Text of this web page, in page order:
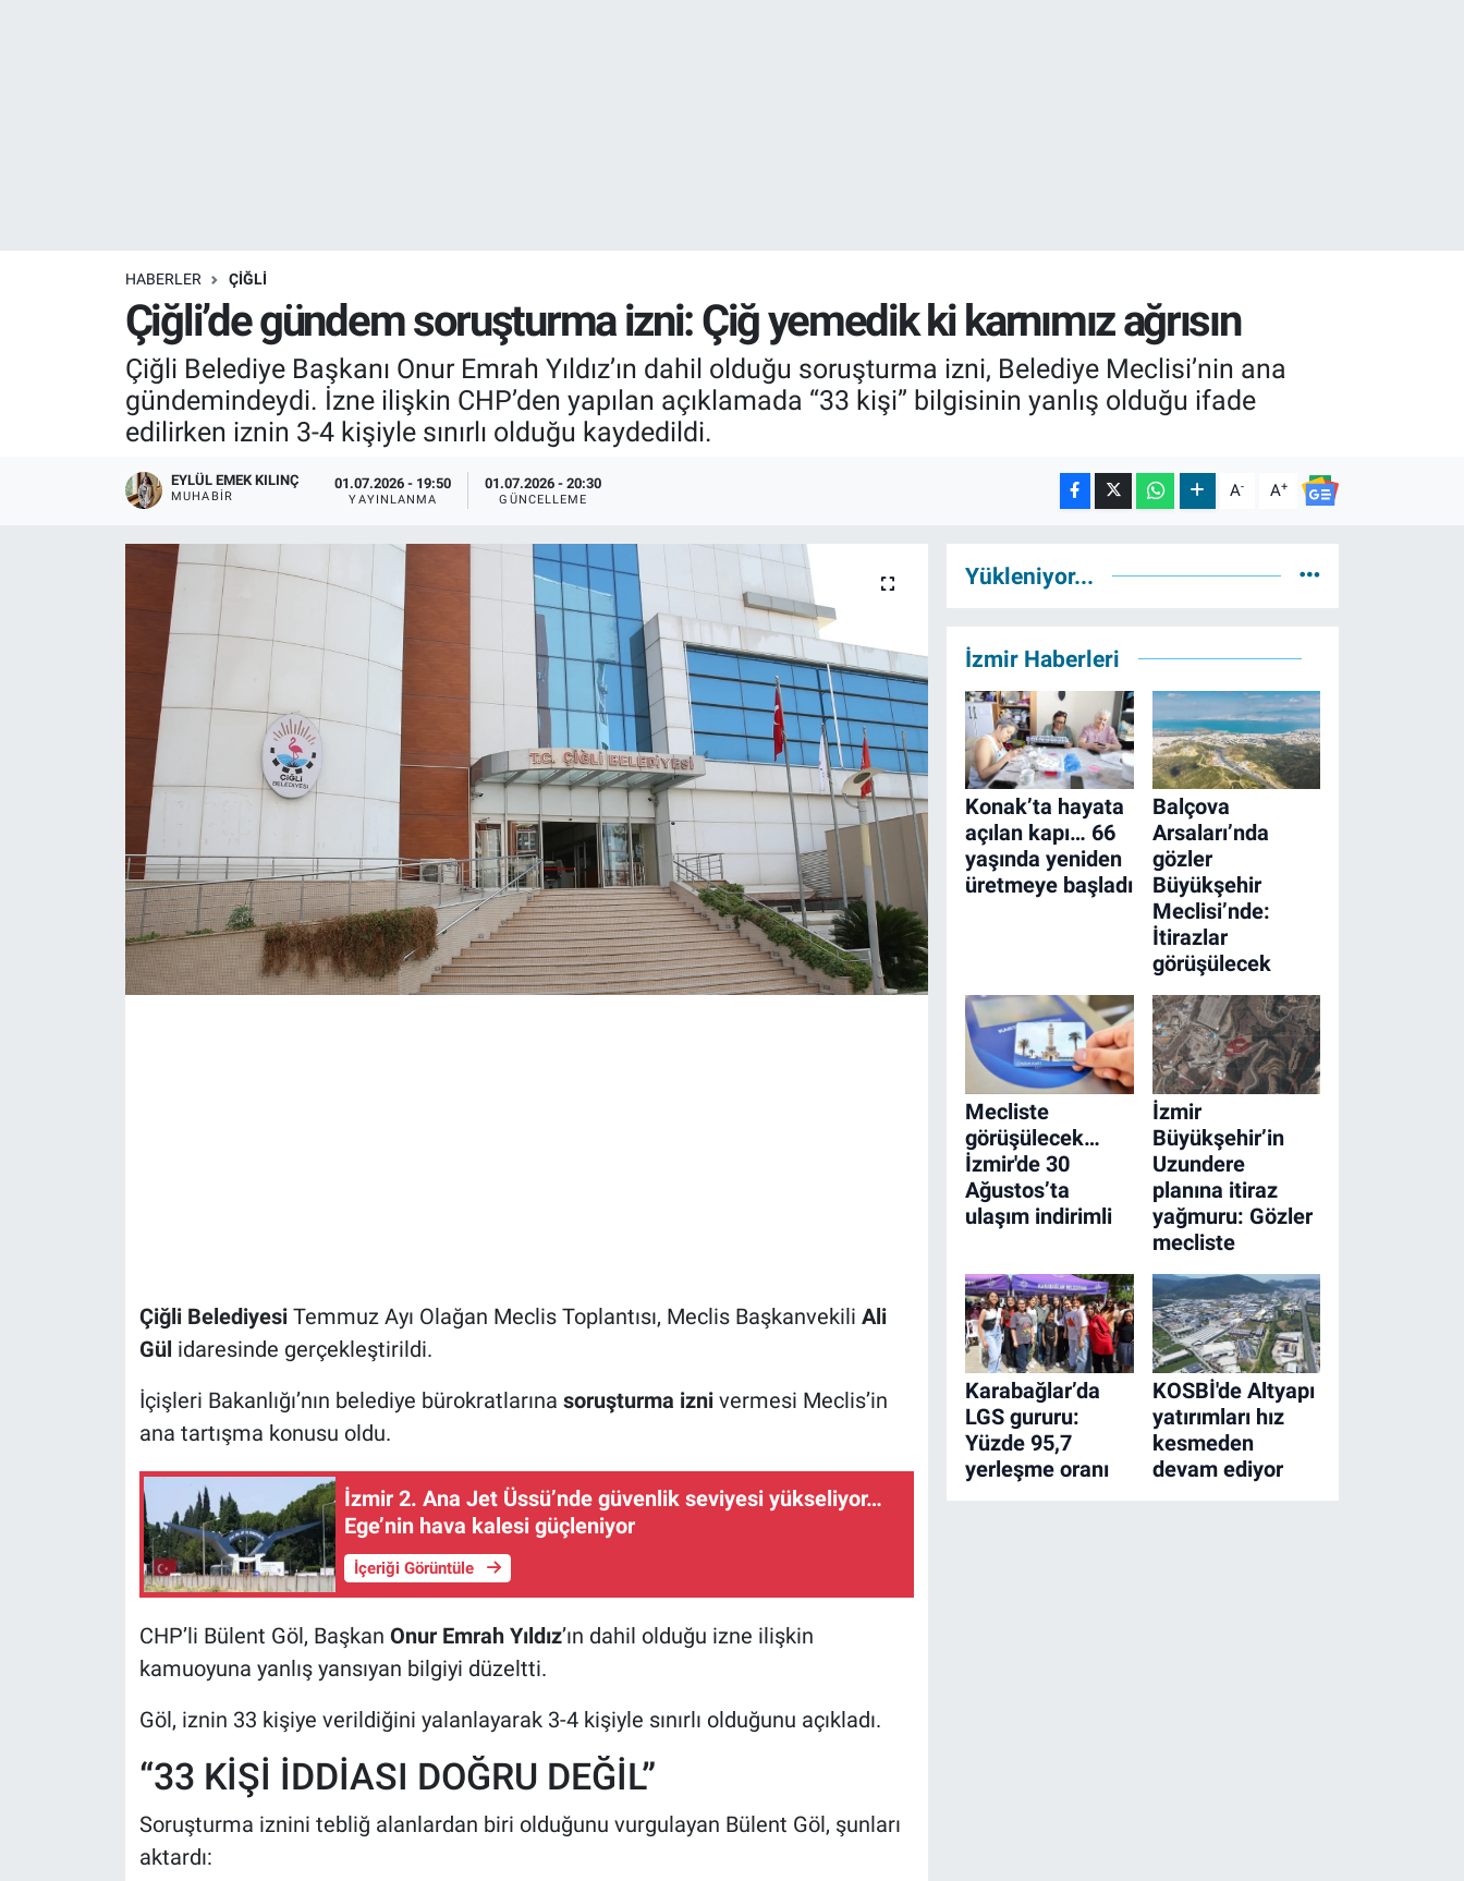
HABERLER ÇIĞLI
Çiğli’de gündem soruşturma izni: Çiğ yemedik ki karnımız ağrısın
Çiğli Belediye Başkanı Onur Emrah Yıldız’ın dahil olduğu soruşturma izni, Belediye Meclisi’nin ana
gündemindeydi. İzne ilişkin CHP’den yapılan açıklamada “33 kişi” bilgisinin yanlış olduğu ifade
edilirken iznin 3-4 kişiyle sınırlı olduğu kaydedildi.
EYLÜL EMEK KILINÇ
MUHABIR
01.07.2026 - 19:50
YAYINLANMA
01.07.2026 - 20:30
GÜNCELLEME A- A+
Çiğli BelediyesiTemmuz Ayı Olağan Meclis Toplantısı, Meclis Başkanvekili Ali
Gül idaresinde gerçekleştirildi.
İçişleri Bakanlığı’nın belediye bürokratlarına soruşturma iznivermesi Meclis’in
ana tartışma konusu oldu.
İzmir 2. Ana Jet Üssü’nde güvenlik seviyesi yükseliyor…
Ege’nin hava kalesi güçleniyor
İçeriği Görüntüle
CHP’li Bülent Göl, Başkan Onur Emrah Yıldız’ın dahil olduğu izne ilişkin
kamuoyuna yanlış yansıyan bilgiyi düzeltti.
Göl, iznin 33 kişiye verildiğini yalanlayarak 3-4 kişiyle sınırlı olduğunu açıkladı.
“33 KİŞİ İDDİASI DOĞRU DEĞİL”
Soruşturma iznini tebliğ alanlardan biri olduğunu vurgulayan Bülent Göl, şunları
aktardı:
Yükleniyor...
İzmir Haberleri
Konak’ta hayata
açılan kapı… 66
yaşında yeniden
üretmeye başladı
Balçova
Arsaları’nda
gözler
Büyükşehir
Meclisi’nde:
İtirazlar
görüşülecek
Mecliste
görüşülecek…
İzmir'de 30
Ağustos’ta
ulaşım indirimli
İzmir
Büyükşehir’in
Uzundere
planına itiraz
yağmuru: Gözler
mecliste
Karabağlar’da
LGS gururu:
Yüzde 95,7
yerleşme oranı
KOSBİ'de Altyapı
yatırımları hız
kesmeden
devam ediyor